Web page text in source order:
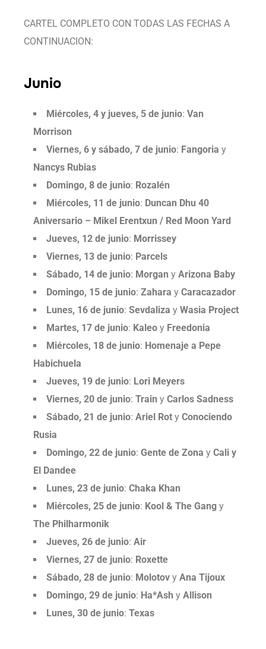
CARTEL COMPLETO CON TODAS LAS FECHAS A
CONTINUACION:
Junio
Miércoles, 4 y jueves, 5 de junio: Van
Morrison
Viernes, 6 y sábado, 7 de junio: Fangoria y
Nancys Rubias
Domingo, 8 de junio: Rozalén
Miércoles, 11 de junio: Duncan Dhu 40
Aniversario – Mikel Erentxun / Red Moon Yard
Jueves, 12 de junio: Morrissey
Viernes, 13 de junio: Parcels
Sábado, 14 de junio: Morgan y Arizona Baby
Domingo, 15 de junio: Zahara y Caracazador
Lunes, 16 de junio: Sevdaliza y Wasia Project
Martes, 17 de junio: Kaleo y Freedonia
Miércoles, 18 de junio: Homenaje a Pepe
Habichuela
Jueves, 19 de junio: Lori Meyers
Viernes, 20 de junio: Train y Carlos Sadness
Sábado, 21 de junio: Ariel Rot y Conociendo
Rusia
Domingo, 22 de junio: Gente de Zona y Cali y
El Dandee
Lunes, 23 de junio: Chaka Khan
Miércoles, 25 de junio: Kool & The Gang y
The Philharmonik
Jueves, 26 de junio: Air
Viernes, 27 de junio: Roxette
Sábado, 28 de junio: Molotov y Ana Tijoux
Domingo, 29 de junio: Ha*Ash y Allison
Lunes, 30 de junio: Texas